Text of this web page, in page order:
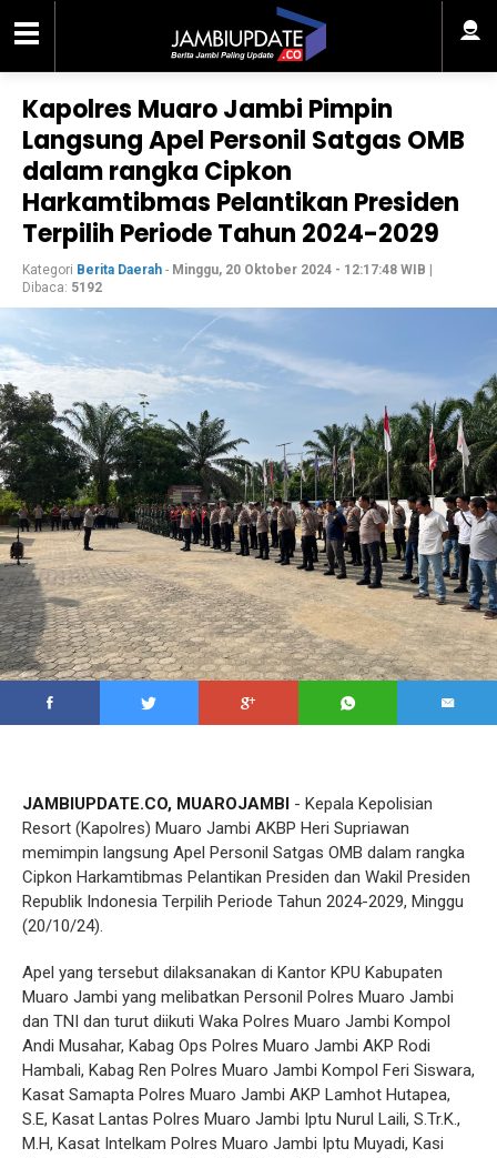
Kapolres Muaro Jambi Pimpin
Langsung Apel Personil Satgas OMB
dalam rangka Cipkon
Harkamtibmas Pelantikan Presiden
Terpilih Periode Tahun 2024-2029
Kategori Berita Daerah - Minggu, 20 Oktober 2024 - 12:17:48 WIB
Dibaca: 5192
JAMBIUPDATE.CO, MUAROJAMBI - Kepala Kepolisian
Resort (Kapolres) Muaro Jambi AKBP Heri Supriawan
memimpin langsung Apel Personil Satgas OMB dalam rangka
Cipkon Harkamtibmas Pelantikan Presiden dan Wakil Presiden
Republik Indonesia Terpilih Periode Tahun 2024-2029, Minggu
(20/10/24).
Apel yang tersebut dilaksanakan di Kantor KPU Kabupaten
Muaro Jambi yang melibatkan Personil Polres Muaro Jambi
dan TNI dan turut diikuti Waka Polres Muaro Jambi Kompol
Andi Musahar, Kabag Ops Polres Muaro Jambi AKP Rodi
Hambali, Kabag Ren Polres Muaro Jambi Kompol Feri Siswara,
Kasat Samapta Polres Muaro Jambi AKP Lamhot Hutapea,
S.E, Kasat Lantas Polres Muaro Jambi Iptu Nurul Laili, S.Tr.K.,
M.H, Kasat Intelkam Polres Muaro Jambi Iptu Muyadi, Kasi